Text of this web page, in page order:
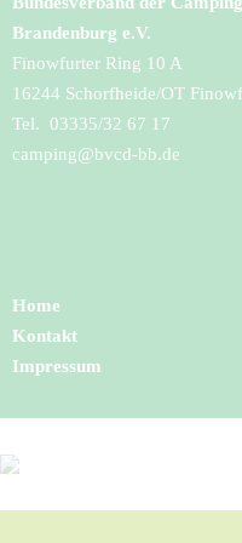
Brandenburg e.V.
Finowfurter Ring 10 A
16244 Schorfheide/OT
Tel. 03335/32 67 17
camping@bvcd-bb.de
Home
Kontakt
Impressum